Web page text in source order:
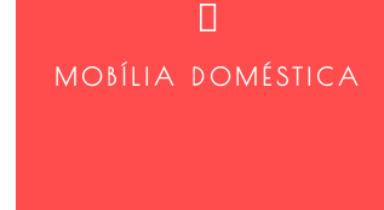
MOBÍLIA DOMÉSTICA